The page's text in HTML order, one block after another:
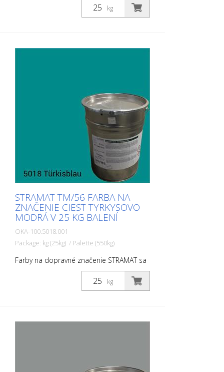
kg
STRAMAT TM/56 FARBA NA
ZNAČENIE CIEST TYRKYSOVO
MODRÁ V 25 KG BALENÍ
OKA-100.5018.001
Package: kg (25kg) / Palette (550kg)
Farby na dopravné značenie STRAMAT sa
používajú najmä na asfaltové alebo
betónové povrchy, na okrajové a stredové
čiary, parkoviská, dopravné značenie
kg